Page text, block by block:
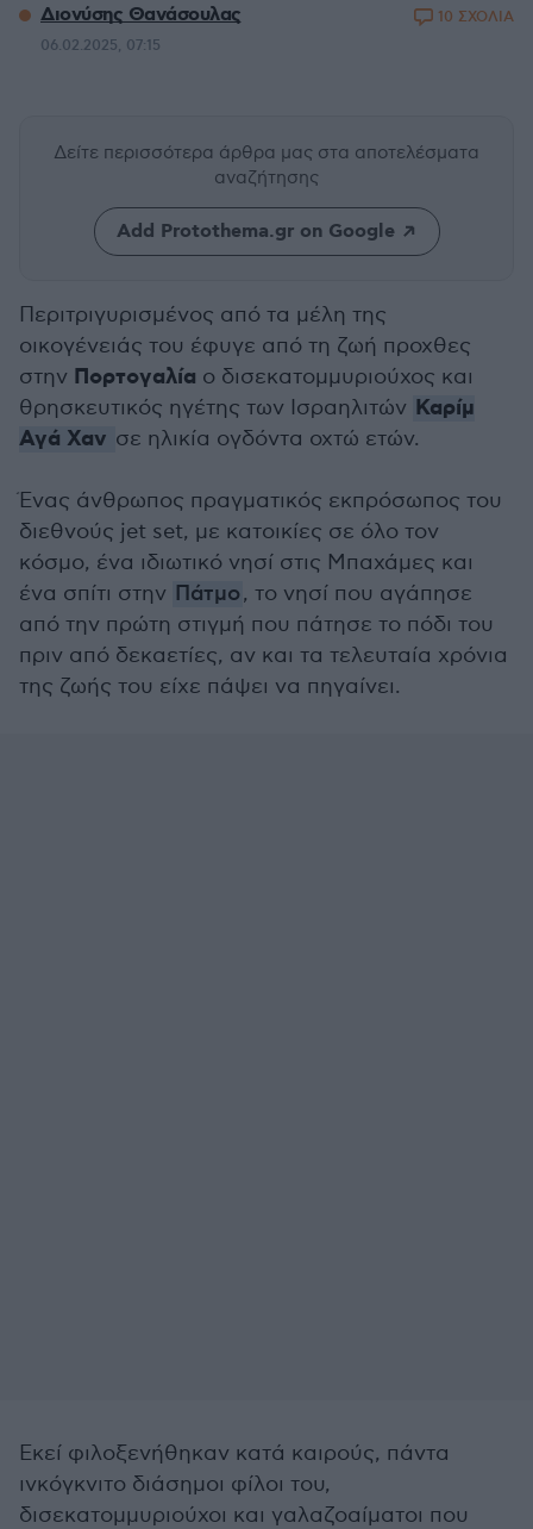
Διονύσης Θανάσουλας
06.02.2025, 07:15
10 ΣΧΟΛΙΑ
Δείτε περισσότερα άρθρα μας στα αποτελέσματα
αναζήτησης
Add Protothema.gr on Google
Περιτριγυρισμένος από τα μέλη της
οικογένειάς του έφυγε από τη ζωή προχθες
στην Πορτογαλία ο δισεκατομμυριούχος και
θρησκευτικός ηγέτης των Ισραηλιτών Καρίμ
Αγά Χαν σε ηλικία ογδόντα οχτώ ετών.
Ένας άνθρωπος πραγματικός εκπρόσωπος του
διεθνούς jet set, με κατοικίες σε όλο τον
κόσμο, ένα ιδιωτικό νησί στις Μπαχάμες και
ένα σπίτι στην Πάτμο, το νησί που αγάπησε
από την πρώτη στιγμή που πάτησε το πόδι του
πριν από δεκαετίες, αν και τα τελευταία χρόνια
της ζωής του είχε πάψει να πηγαίνει.
Εκεί φιλοξενήθηκαν κατά καιρούς, πάντα
ινκόγκνιτο διάσημοι φίλοι του,
δισεκατομμυριούχοι και γαλαζοαίματοι που